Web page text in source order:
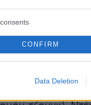
CONFIRM
Data Deletion
με τη Σέον
κρίσεων και
, βλέπουμε για
της ομάδας